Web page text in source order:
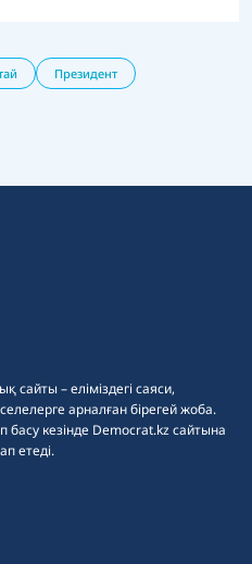
Президент
сайты – еліміздегі саяси,
арналған бірегей жоба.
басу кезінде Democrat.kz сайтына
етеді.